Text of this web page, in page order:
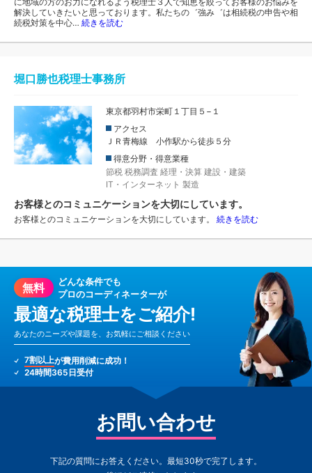
解決していきたいと思っております。私たちの゛強み゛は相続税の申告や相
続税対策を中心… 続きを読む
堀口勝也税理士事務所
東京都羽村市栄町１丁目５−１
アクセス
ＪＲ青梅線 小作駅から徒歩５分
得意分野・得意業種
節税 税務調査 経理・決算 建設・建築
IT・インターネット 製造
お客様とのコミュニケーションを大切にしています。
お客様とのコミュニケーションを大切にしています。 続きを読む
無料
どんな条件でも
プロのコーディネーターが
最適な税理士をご紹介!
あなたのニーズや課題を、お気軽にご相談ください
7割以上が費用削減に成功！
24時間365日受付
お問い合わせ
下記の質問にお答えください。最短30秒で完了します。